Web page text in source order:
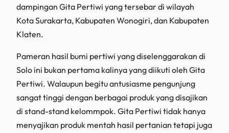
dampingan Gita Pertiwi yang tersebar di wilayah
Kota Surakarta, Kabupaten Wonogiri, dan Kabupaten
Klaten.
Pameran hasil bumi pertiwi yang diselenggarakan di
Solo ini bukan pertama kalinya yang diikuti oleh Gita
Pertiwi. Walaupun begitu antusiasme pengunjung
sangat tinggi dengan berbagai produk yang disajikan
di stand-stand kelommpok. Gita Pertiwi tidak hanya
menyajikan produk mentah hasil pertanian tetapi juga